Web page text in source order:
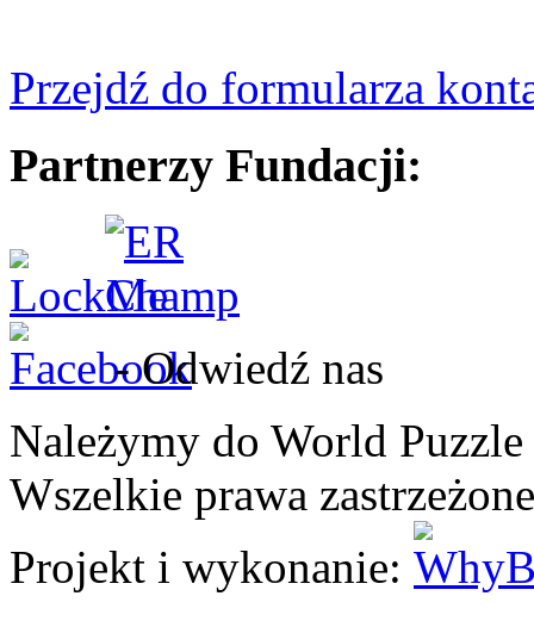
Przejdź do formularza
Partnerzy Fundacji:
- Odwiedź nas
Należymy do World
Wszelkie prawa
Projekt i wykonanie: